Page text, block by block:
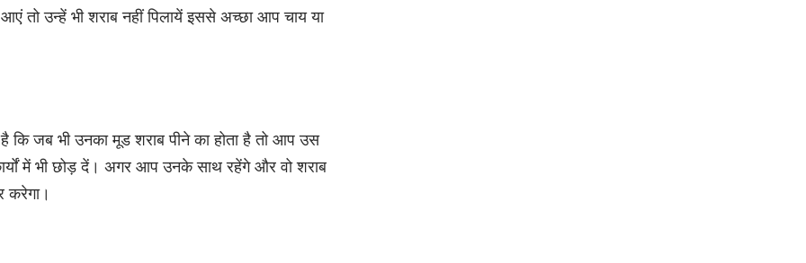
तो उन्हें भी शराब नहीं पिलायें इससे अच्छा आप चाय या
जब भी उनका मूड शराब पीने का होता है तो आप उस
में भी छोड़ दें। अगर आप उनके साथ रहेंगे और वो शराब
करेगा।